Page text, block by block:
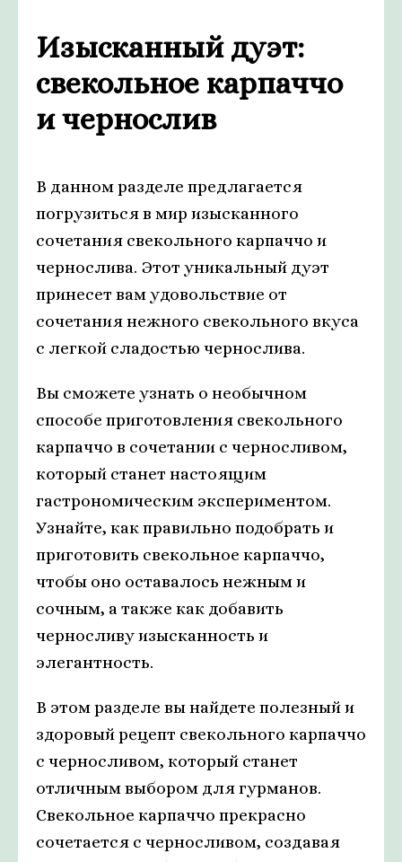
Изысканный дуэт:
свекольное карпаччо
и чернослив
В данном разделе предлагается
погрузиться в мир изысканного
сочетания свекольного карпаччо и
чернослива. Этот уникальный дуэт
принесет вам удовольствие от
сочетания нежного свекольного вкуса
с легкой сладостью чернослива.
Вы сможете узнать о необычном
способе приготовления свекольного
карпаччо в сочетании с черносливом,
который станет настоящим
гастрономическим экспериментом.
Узнайте, как правильно подобрать и
приготовить свекольное карпаччо,
чтобы оно оставалось нежным и
сочным, а также как добавить
черносливу изысканность и
элегантность.
В этом разделе вы найдете полезный и
здоровый рецепт свекольного карпаччо
с черносливом, который станет
отличным выбором для гурманов.
Свекольное карпаччо прекрасно
сочетается с черносливом, создавая